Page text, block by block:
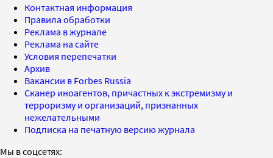
Контактная информация
Правила обработки
Реклама в журнале
Реклама на сайте
Условия перепечатки
Архив
Вакансии в Forbes Russia
Сканер иноагентов, причастных к экстремизму и
терроризму и организаций, признанных
нежелательными
Подписка на печатную версию журнала
Мы в соцсетях: